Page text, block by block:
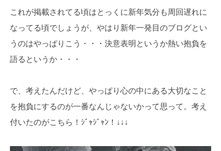
これが掲載されてる頃はとっくに新年気分も周回遅れに
なってる頃でしょうが、やはり新年一発目のブログとい
うのはやっぱりこう・・・決意表明というか熱い抱負を
語るというか・・・
で、考えたんだけど、やっぱり心の中にある大切なこと
を抱負にするのが一番なんじゃないかって思って。考え
付いたのがこちら！ｼﾞｬｼﾞｬﾝ！↓↓↓